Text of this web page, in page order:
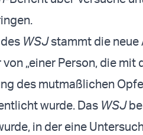
WSJstammt die neue
„einer Person, die mit
des mutmaßlichen
wurde. Das WSJ
in der eine